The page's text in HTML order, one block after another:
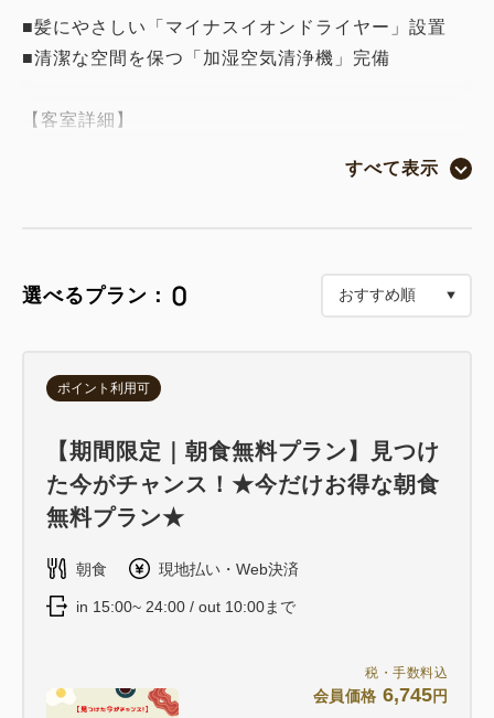
■髪にやさしい「マイナスイオンドライヤー」設置
■清潔な空間を保つ「加湿空気清浄機」完備
【客室詳細】
液晶テレビ、有料ビデオ、衛星放送、Wi-Fi、有線
LAN
【貸出備品】
ケーブル
■アメニティバーのご案内■
をご用意。
お好みに合わせてお選びいただける、環境配慮型のサ
すべて表示
選べるプラン： 0
税・手数料込
会員価格 6,745円
ポイント利用可
【期間限定｜朝食無料プラン】見つけ
た今がチャンス！★今だけお得な朝食
無料プラン★
朝食 現地払い・Web決済
in 15:00~ 24:00 / out 10:00まで